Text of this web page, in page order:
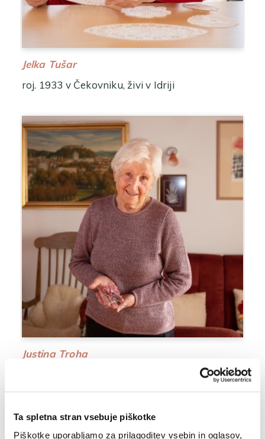
Ta spletna stran vsebuje piškotke
Piškotke uporabljamo za prilagoditev vsebin in oglasov,
Jelka Tušar
roj. 1933 v Čekovniku, živi v Idriji
Justina Troha